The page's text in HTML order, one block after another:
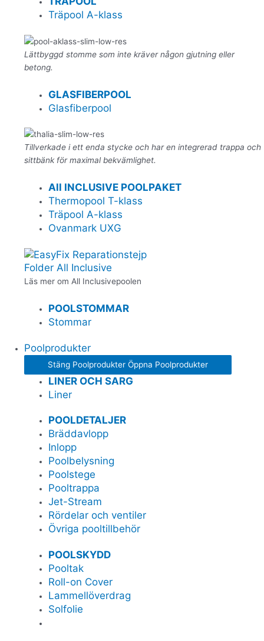
Träpool A-klass
Lättbyggd stomme som inte kräver någon gjutning eller
betong.
GLASFIBERPOOL
Glasfiberpool
Tillverkade i ett enda stycke och har en integrerad trappa och
sittbänk för maximal bekvämlighet.
All INCLUSIVE POOLPAKET
Thermopool T-klass
Träpool A-klass
Ovanmark UXG
Folder All Inclusive
Läs mer om All Inclusivepoolen
POOLSTOMMAR
Stommar
Poolprodukter
Stäng Poolprodukter Öppna Poolprodukter
LINER OCH SARG
Liner
POOLDETALJER
Bräddavlopp
Inlopp
Poolbelysning
Poolstege
Pooltrappa
Jet-Stream
Rördelar och ventiler
Övriga pooltillbehör
POOLSKYDD
Pooltak
Roll-on Cover
Lammellöverdrag
Solfolie